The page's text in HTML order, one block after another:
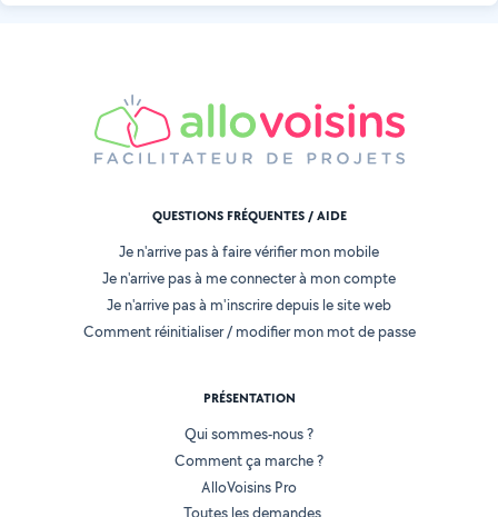
QUESTIONS FRÉQUENTES / AIDE
Je n'arrive pas à faire vérifier mon mobile
Je n'arrive pas à me connecter à mon compte
Je n'arrive pas à m'inscrire depuis le site web
Comment réinitialiser / modifier mon mot de passe
PRÉSENTATION
Qui sommes-nous ?
Comment ça marche ?
AlloVoisins Pro
Toutes les demandes